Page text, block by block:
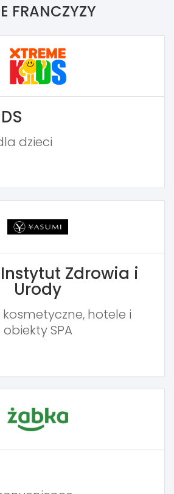
FRANCZYZY
dzieci
Zdrowia i
Urody
hotele i
obiekty SPA